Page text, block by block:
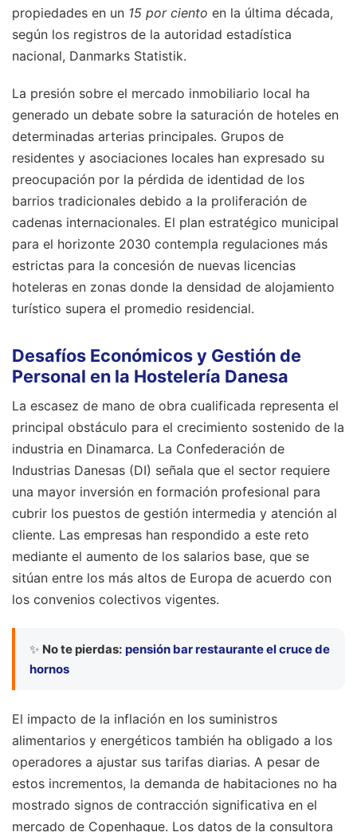
propiedades en un 15 por ciento en la última década,
según los registros de la autoridad estadística
nacional, Danmarks Statistik.
La presión sobre el mercado inmobiliario local ha
generado un debate sobre la saturación de hoteles en
determinadas arterias principales. Grupos de
residentes y asociaciones locales han expresado su
preocupación por la pérdida de identidad de los
barrios tradicionales debido a la proliferación de
cadenas internacionales. El plan estratégico municipal
para el horizonte 2030 contempla regulaciones más
estrictas para la concesión de nuevas licencias
hoteleras en zonas donde la densidad de alojamiento
turístico supera el promedio residencial.
Desafíos Económicos y Gestión de
Personal en la Hostelería Danesa
La escasez de mano de obra cualificada representa el
principal obstáculo para el crecimiento sostenido de la
industria en Dinamarca. La Confederación de
Industrias Danesas (DI) señala que el sector requiere
una mayor inversión en formación profesional para
cubrir los puestos de gestión intermedia y atención al
cliente. Las empresas han respondido a este reto
mediante el aumento de los salarios base, que se
sitúan entre los más altos de Europa de acuerdo con
los convenios colectivos vigentes.
✨ No te pierdas: pensión bar restaurante el cruce de
hornos
El impacto de la inflación en los suministros
alimentarios y energéticos también ha obligado a los
operadores a ajustar sus tarifas diarias. A pesar de
estos incrementos, la demanda de habitaciones no ha
mostrado signos de contracción significativa en el
mercado de Copenhague. Los datos de la consultora